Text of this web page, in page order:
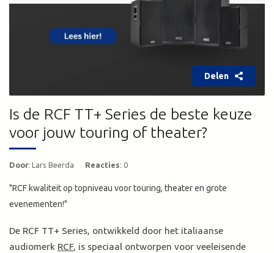
Delen
Is de RCF TT+ Series de beste keuze
voor jouw touring of theater?
Door: Lars Beerda Reacties: 0
"RCF kwaliteit op topniveau voor touring, theater en grote
evenementen!"
De RCF TT+ Series, ontwikkeld door het italiaanse
audiomerk RCF, is speciaal ontworpen voor veeleisende